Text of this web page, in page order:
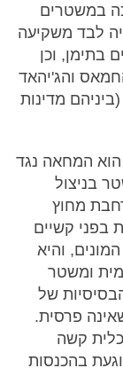
במשטרים
לבד משקיעה
בתימן, וכן
והג'יהאד
מדינות
הוא המחאה נגד
בניצול
מחוץ
בפני קשיים
והיא
ומשטר
של
פרסית.
קשה
בהכנסות